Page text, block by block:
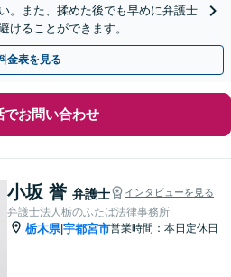
。また、揉めた後でも早めに弁護士
けることができます。
金表を見る
でお問い合わせ
小坂 誉 弁護士 インタビューを見る
弁護士法人栃のふたば法律事務所
栃木県|宇都宮市営業時間：本日定休日